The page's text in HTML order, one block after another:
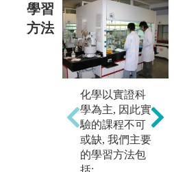
學習
方法
化學以實證科
學為主, 因此實
驗的課程不可
或缺, 我們主要
的學習方法包
括: